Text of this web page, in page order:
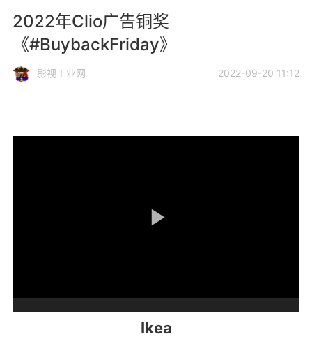
2022年Clio广告铜奖
《#BuybackFriday》
影视工业网 2022-09-20 11:12
Ikea